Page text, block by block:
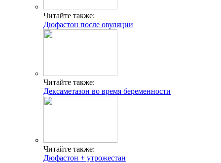
Читайте также:
Дюфастон после овуляции
Читайте также:
Дексаметазон во время беременности
Читайте также:
Дюфастон + утрожестан